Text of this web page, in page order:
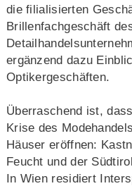
die filialisierten
Brillenfachgeschäft
ergänzend dazu
Optikergeschäften.
Überraschend ist,
Krise des
Häuser eröffnen:
Feucht und der
In Wien residiert